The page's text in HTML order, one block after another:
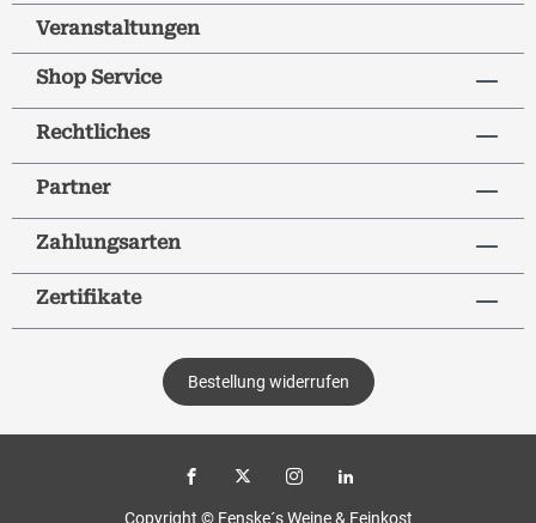
Veranstaltungen
Shop Service
Rechtliches
Partner
Zahlungsarten
Zertifikate
Bestellung widerrufen
Copyright © Fenske´s Weine & Feinkost